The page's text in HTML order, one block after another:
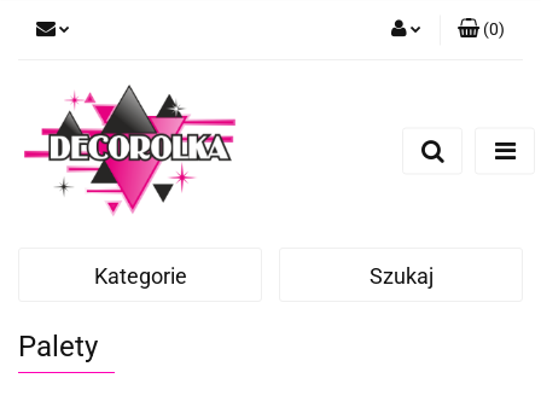
(0)
Kategorie Szukaj
Palety